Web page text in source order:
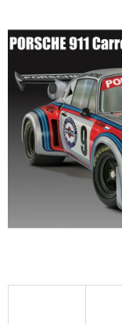
0,0
z
hviezdičiek.